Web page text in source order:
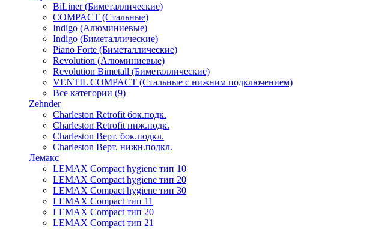
BiLiner (Биметаллические)
COMPACT (Стальные)
Indigo (Алюминиевые)
Indigo (Биметаллические)
Piano Forte (Биметаллические)
Revolution (Алюминиевые)
Revolution Bimetall (Биметаллические)
VENTIL COMPACT (Стальные с нижним подключением)
Все категории (9)
Zehnder
Charleston Retrofit бок.подк.
Charleston Retrofit ниж.подк.
Charleston Верт. бок.подкл.
Charleston Верт. нижн.подкл.
Лемакс
LEMAX Compact hygiene тип 10
LEMAX Compact hygiene тип 20
LEMAX Compact hygiene тип 30
LEMAX Compact тип 11
LEMAX Compact тип 20
LEMAX Compact тип 21